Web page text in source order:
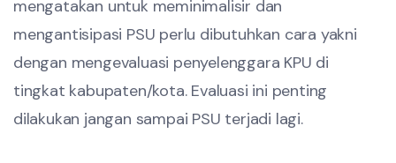
mengatakan untuk meminimalisir dan
mengantisipasi PSU perlu dibutuhkan cara yakni
dengan mengevaluasi penyelenggara KPU di
tingkat kabupaten/kota. Evaluasi ini penting
dilakukan jangan sampai PSU terjadi lagi.